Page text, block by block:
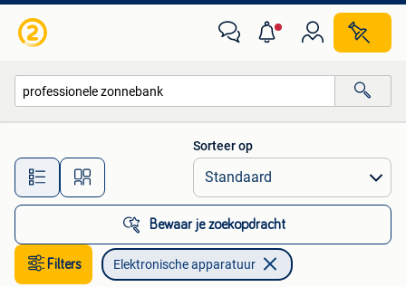
Alle afstanden…
Sorteer op
Bewaar je zoekopdracht
Filters Elektronische apparatuur